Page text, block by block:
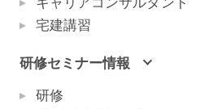
宅建講習
研修セミナー情報
研修